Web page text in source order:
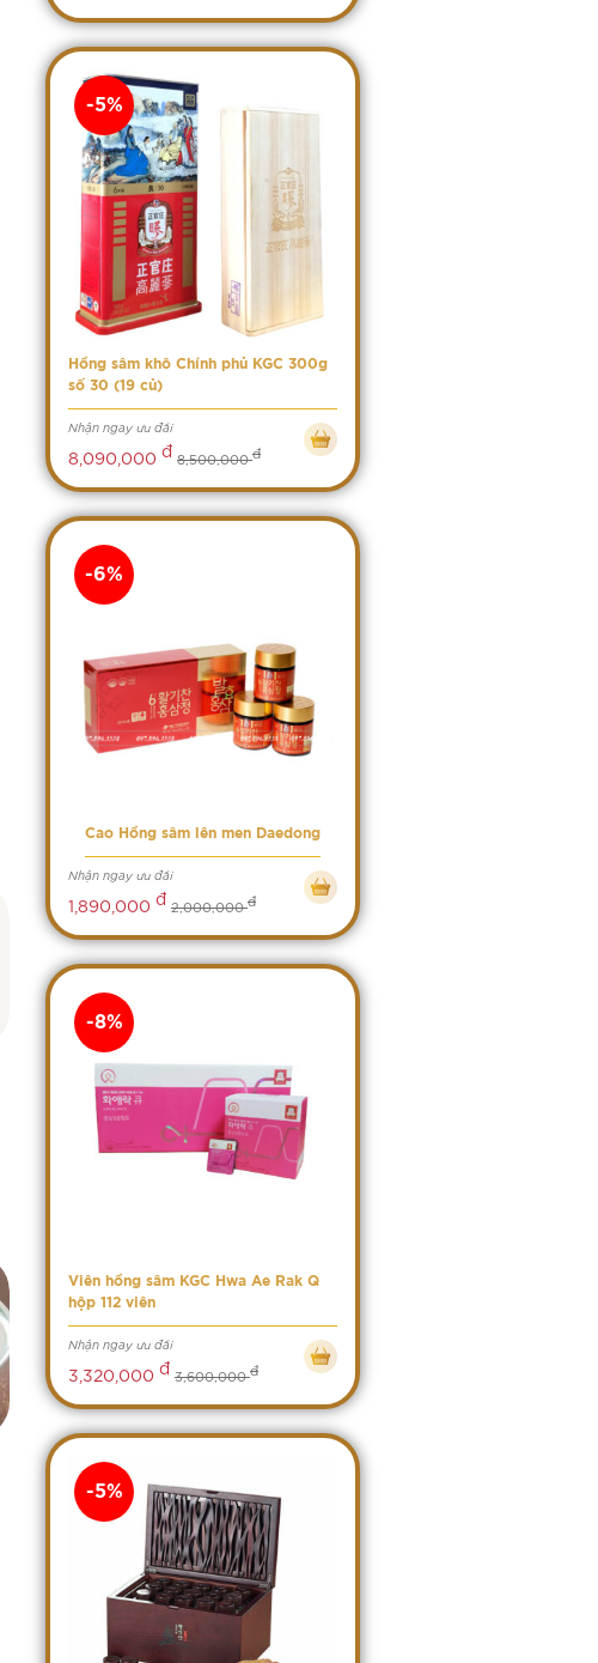
Hồng sâm khô Chính phủ KGC 300g
số 30 (19 củ)
Nhận ngay ưu đãi
8,090,000 đ 8,500,000đ
-5%
Cao Hồng sâm lên men Daedong
Nhận ngay ưu đãi
1,890,000 đ 2,000,000đ
-6%
Viên hồng sâm KGC Hwa Ae Rak Q
hộp 112 viên
Nhận ngay ưu đãi
3,320,000 đ 3,600,000đ
-8%
-5%